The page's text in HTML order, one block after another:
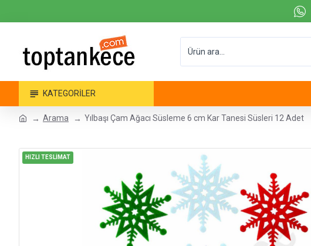
KATEGORILER
Arama Yılbaşı Çam Ağacı Süsleme 6 cm Kar Tanesi Süsleri 12 Adet
HIZLI TESLİMAT